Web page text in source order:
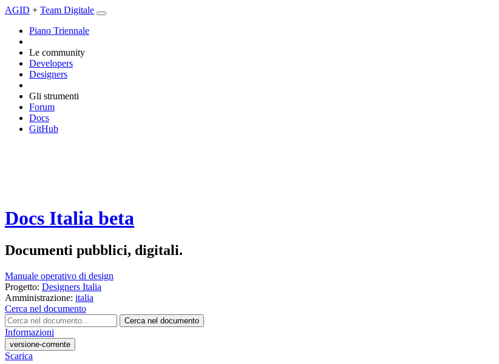
AGID + Team Digitale
Piano Triennale
Le community
Developers
Designers
Gli strumenti
Forum
Docs
GitHub
Docs Italia beta
Documenti pubblici, digitali.
Manuale operativo di design
Progetto: Designers Italia
Amministrazione: italia
Cerca nel documento
Cerca nel documento
Informazioni
versione-corrente
Scarica